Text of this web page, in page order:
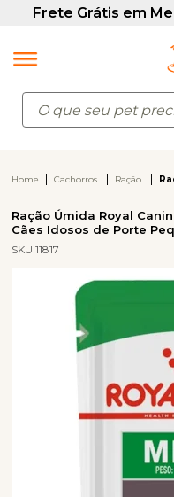
Home Cachorros Ração
Ração Úmida Royal
Cães Idosos de Porte
SKU 11817